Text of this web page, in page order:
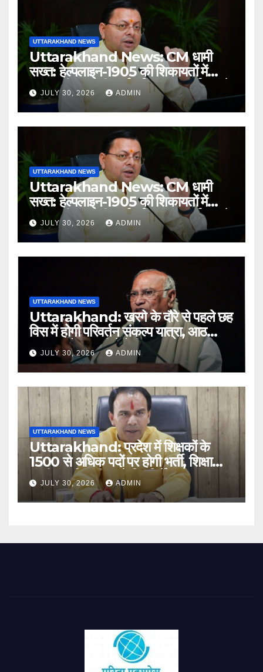
UTTARAKHAND NEWS
Uttarakhand News: CM धामी
सख्त: हेल्पलाइन-1905 की शिकायतों में
लापरवाही पर होगी कार्रवाई, शून्य प्रदर्शन वाले
अधिकारियों को नोटिस…
JULY 30, 2026 ADMIN
UTTARAKHAND NEWS
Uttarakhand News: CM धामी
सख्त: हेल्पलाइन-1905 की शिकायतों में
लापरवाही पर होगी कार्रवाई, शून्य प्रदर्शन वाले
अधिकारियों को नोटिस…
JULY 30, 2026 ADMIN
UTTARAKHAND NEWS
Uttarakhand: खरगे के दौरे से पहले छह
विस में होगी परिवर्तन संकल्प यात्रा, आठ
अगस्त को हल्द्वानी में रैली
JULY 30, 2026 ADMIN
UTTARAKHAND NEWS
Uttarakhand: प्रदेश में शिक्षकों के
1500 से अधिक पदों पर होगी भर्ती, शिक्षा
मंत्री धन सिंह रावत ने दिए निर्देश
JULY 30, 2026 ADMIN